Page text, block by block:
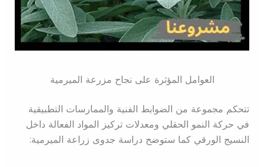
العوامل المؤثرة على نجاح مزرعة الميرمية
تتحكم مجموعة من الضوابط الفنية والممارسات التطبيقية
في حركة النمو الحقلي ومعدلات تركيز المواد الفعالة داخل
النسيج الورقي كما ستوضح دراسة جدوى زراعة الميرمية: